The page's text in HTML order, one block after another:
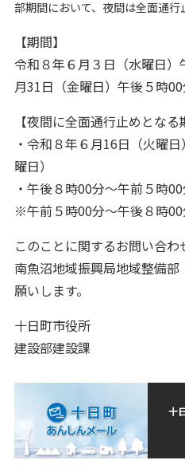
部期間において、夜間は全面通行
【期間】
令和８年６月３日（水曜日
月31日（金曜日）午後５時
【夜間に全面通行止めとなる
・令和８年６月16日（火曜
曜日）
・午後８時00分〜午前５時
※午前５時00分〜午後８時00
このことに関するお問い合わ
南魚沼地域振興局地域整備
願いします。
十日町市役所
建設部建設課
十